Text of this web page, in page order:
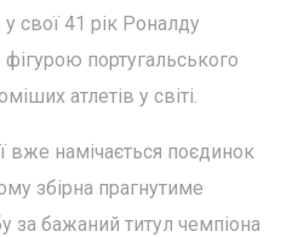
свої 41 рік Роналду
португальського
атлетів у світі.
вже намічається поєдинок
збірна прагнутиме
бажаний титул чемпіона